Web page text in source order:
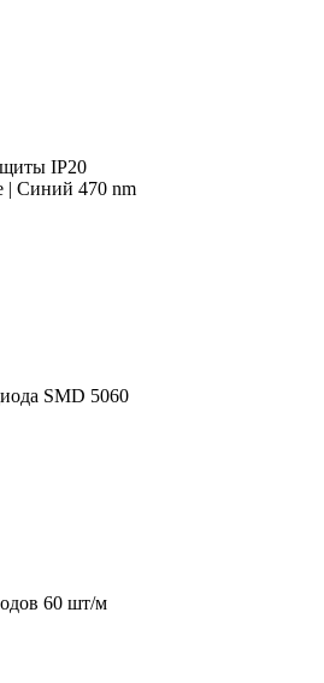
IP20
| Синий 470 nm
SMD 5060
60 шт/м